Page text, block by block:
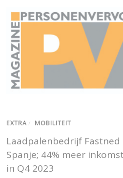
EXTRA / MOBILITEIT
Laadpalenbedrijf
Spanje; 44% meer
in Q4 2023